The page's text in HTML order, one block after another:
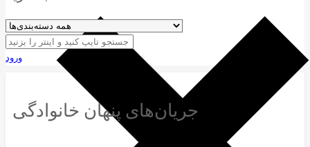
ورود
جریان‌های پنهان خانوادگی